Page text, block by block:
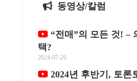
동영상/칼럼
“전매”의 모든 것! –
택?
2024-07-26
2024년 후반기, 토론